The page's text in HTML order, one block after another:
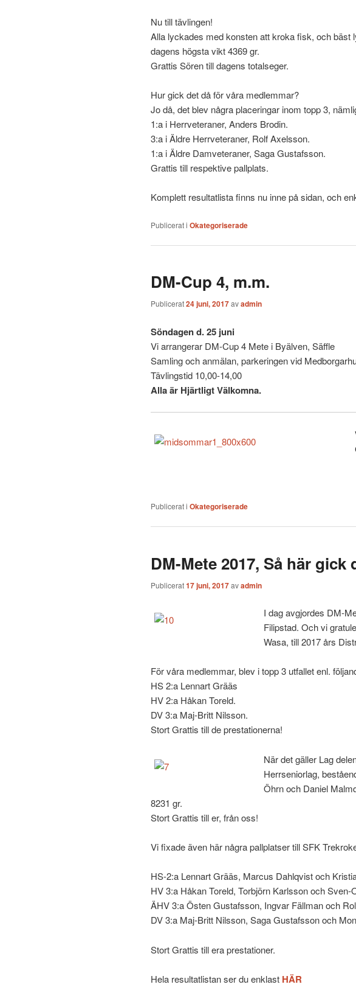
Nu till tävlingen!
Alla lyckades med konsten att kroka fisk, och
dagens högsta vikt 4369 gr.
Grattis Sören till dagens totalseger.
Hur gick det då för våra medlemmar?
Jo då, det blev några placeringar inom topp 3,
1:a i Herrveteraner, Anders Brodin.
3:a i Äldre Herrveteraner, Rolf Axelsson.
1:a i Äldre Damveteraner, Saga Gustafsson.
Grattis till respektive pallplats.
Komplett resultatlista finns nu inne på sidan, och
Publicerat i Okategoriserade
DM-Cup 4, m.m.
Publicerat24 juni, 2017avadmin
Söndagen d. 25 juni
Vi arrangerar DM-Cup 4 Mete i Byälven, Säffle
Samling och anmälan, parkeringen vid
Tävlingstid 10,00-14,00
Alla är Hjärtligt Välkomna.
Publicerat i Okategoriserade
DM-Mete 2017, Så här gick
Publicerat17 juni, 2017avadmin
I dag avgjordes DM-
Filipstad. Och vi
Wasa, till 2017 års
För våra medlemmar, blev i topp 3 utfallet enl.
HS 2:a Lennart Grääs
HV 2:a Håkan Toreld.
DV 3:a Maj-Britt Nilsson.
Stort Grattis till de prestationerna!
När det gäller Lag
Herrseniorlag,
Öhrn och Daniel
8231 gr.
Stort Grattis till er, från oss!
Vi fixade även här några pallplatser till SFK
HS-2:a Lennart Grääs, Marcus Dahlqvist och
HV 3:a Håkan Toreld, Torbjörn Karlsson och Sven-
ÄHV 3:a Östen Gustafsson, Ingvar Fällman och
DV 3:a Maj-Britt Nilsson, Saga Gustafsson och
Stort Grattis till era prestationer.
Hela resultatlistan ser du enklast HÄR